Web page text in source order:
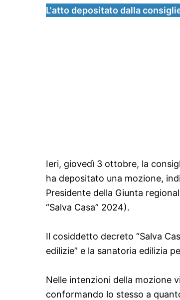
L'atto depositato dalla
Ieri, giovedì 3 ottobre, la
ha depositato una mozione,
Presidente della Giunta
“Salva Casa” 2024).
Il cosiddetto decreto “Salva
edilizie” e la sanatoria edilizia
Nelle intenzioni della mozione
conformando lo stesso a